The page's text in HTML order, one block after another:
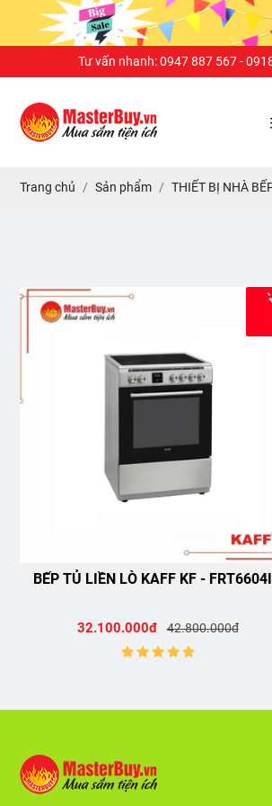
Tư vấn nhanh: 0947 887 567 -
Trang chủ Sản phẩm THIẾT BỊ NHÀ
BẾP TỦ LIỀN LÒ KAFF KF -
32.100.000đ 42.800.000đ